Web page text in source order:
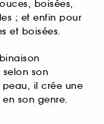
boisées,
; et enfin pour
et boisées.
son
il crée une
son genre.